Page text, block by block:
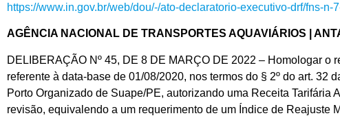
https://www.in.gov.br/web/dou/-/ato-declaratorio-executivo-drf/fns-
AGÊNCIA NACIONAL DE TRANSPORTES AQUAVIÁRIOS |
DELIBERAÇÃO Nº 45, DE 8 DE MARÇO DE 2022 – Homologar
referente à data-base de 01/08/2020, nos termos do § 2º do art.
Porto Organizado de Suape/PE, autorizando uma Receita
revisão, equivalendo a um requerimento de um Índice de Reajuste